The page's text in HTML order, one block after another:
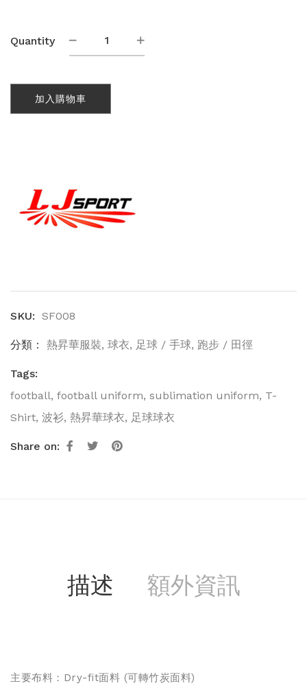
Quantity
熱
昇
圓
領
短
數
量
加入購物車
SKU: SF008
分類： 熱昇華服裝, 球衣, 足球 / 手球, 跑步 / 田徑
Tags:
football, football uniform, sublimation uniform, T-
Shirt, 波衫, 熱昇華球衣, 足球球衣
Share on:
描述 額外資訊
主要布料：Dry-fit面料 (可轉竹炭面料)